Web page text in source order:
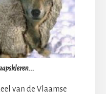
van de Vlaamse